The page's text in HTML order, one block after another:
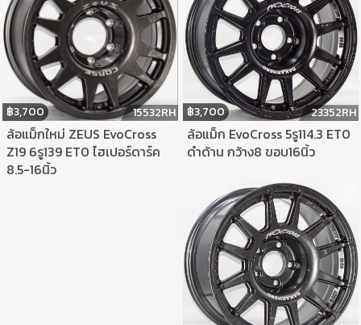
฿3,700 15532RH
ล้อแม็กใหม่ ZEUS EvoCross
Z19 6รู139 ET0 ไฮเปอร์ดาร์ค
8.5-16นิ้ว
฿3,700 23352RH
ล้อแม็ก EvoCross 5รู114.3 ET0
ดำด้าน กว้าง8 ขอบ16นิ้ว